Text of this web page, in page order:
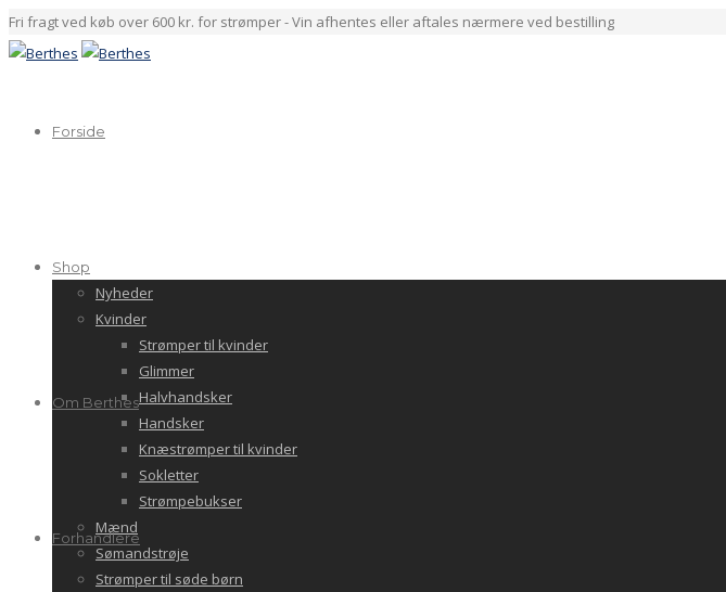
Fri fragt ved køb over 600 kr. for strømper - Vin afhentes eller aftales nærmere ved bestilling
Forside
Shop
Nyheder
Kvinder
Strømper til kvinder
Glimmer
Halvhandsker
Handsker
Knæstrømper til kvinder
Sokletter
Strømpebukser
Mænd
Sømandstrøje
Strømper til søde børn
Om Berthes
Forhandlere